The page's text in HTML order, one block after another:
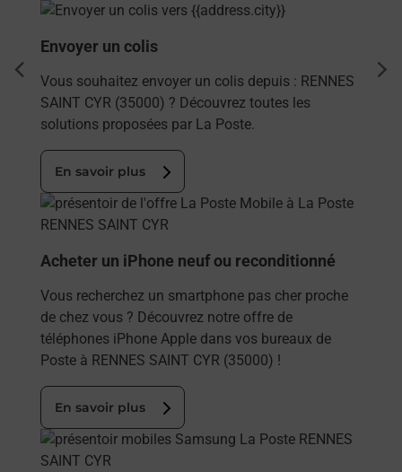
En savoir plus
Envoyer un colis
Vous souhaitez envoyer un colis depuis : RENNES
SAINT CYR (35000) ? Découvrez toutes les
solutions proposées par La Poste.
En savoir plus
En savoir plus
Acheter un iPhone neuf ou reconditionné
Vous recherchez un smartphone pas cher proche
de chez vous ? Découvrez notre offre de
téléphones iPhone Apple dans vos bureaux de
Poste à RENNES SAINT CYR (35000) !
En savoir plus
En savoir plus